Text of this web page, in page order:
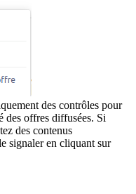
des contrôles pour
des offres diffusées. Si
des contenus
signaler en cliquant sur